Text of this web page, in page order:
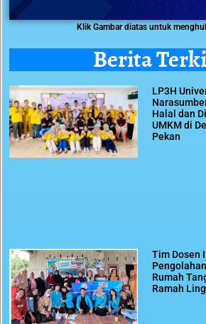
Klik Gambar diatas untuk
Berita
LP3H
Halal dan
UMKM di
Pekan
Tim Dosen
Rumah
Ramah